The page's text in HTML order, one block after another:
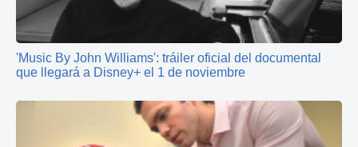
'Music By John Williams': tráiler oficial del documental
que llegará a Disney+ el 1 de noviembre